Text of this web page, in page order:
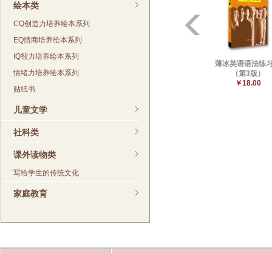
绘本类
CQ创造力培养绘本系列
EQ情商培养绘本系列
IQ智力培养绘本系列
情绪力培养绘本系列
贴纸书
儿童文学
社科类
课外读物类
写给学生的传统文化
家庭教育
薄冰英语语法练
（第3版）
￥18.00